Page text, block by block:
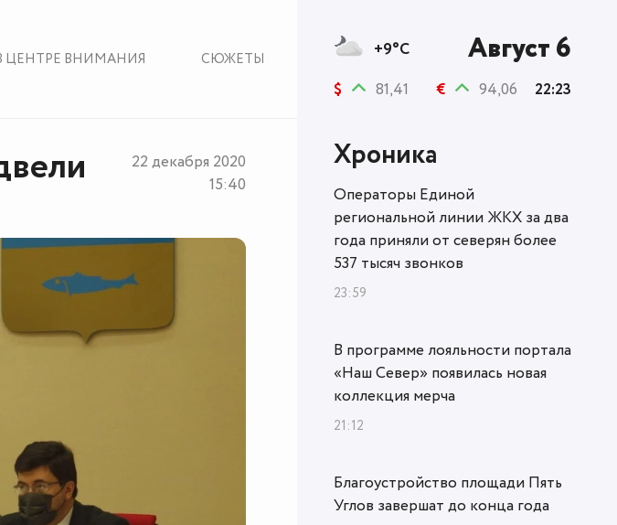
ЦЕНТРЕ ВНИМАНИЯ СЮЖЕТЫ
22 декабря 2020
15:40
+9°C Август 6
$ 81,41 € 94,06 22:23
Хроника
Операторы Единой
региональной линии ЖКХ за два
года приняли от северян более
537 тысяч звонков
23:59
В программе лояльности портала
«Наш Север» появилась новая
коллекция мерча
21:12
Благоустройство площади Пять
Углов завершат до конца года